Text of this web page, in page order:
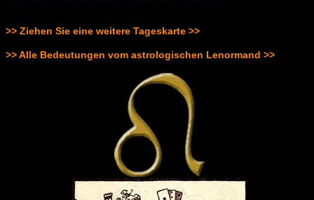
>> Ziehen Sie eine weitere Tageskarte >>
>> Alle Bedeutungen vom astrologischen Lenormand >>